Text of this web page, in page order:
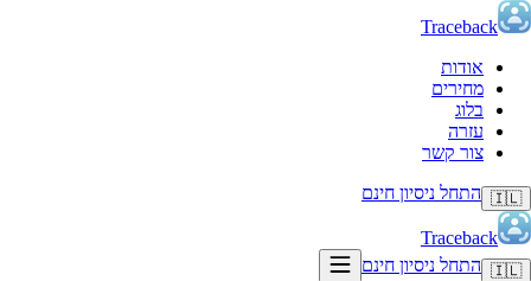
Traceback
אודות
מחירים
בלוג
עזרה
צור קשר
🇮🇱 התחל ניסיון חינם
Traceback
🇮🇱 התחל ניסיון חינם